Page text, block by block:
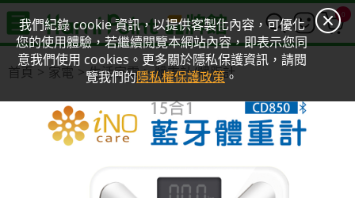
我們紀錄 cookie 資訊，以提供客製化內容，可優化
您的使用體驗，若繼續閱覽本網站內容，即表示您同
意我們使用 cookies。更多關於隱私保護資訊，請閱
覽我們的隱私權保護政策。
0
首頁 家電 生活家電 體重計/體脂計